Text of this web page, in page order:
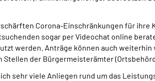
Corona-Einschränkungen für
sogar per Videochat online
werden. Anträge können auch weiterhin
der Bürgermeisterämter
sehr viele Anliegen rund um das